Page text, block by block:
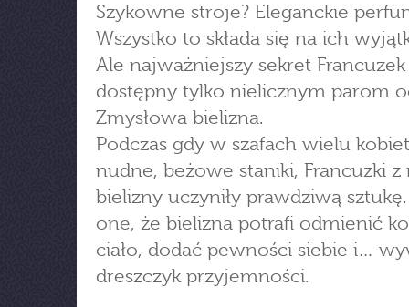
Szykowne stroje? Eleganckie
Wszystko to składa się na ich
Ale najważniejszy sekret
dostępny tylko nielicznym parom
Zmysłowa bielizna.
Podczas gdy w szafach wielu
nudne, beżowe staniki, Francuzki z
bielizny uczyniły prawdziwą
one, że bielizna potrafi odmienić
ciało, dodać pewności siebie i…
dreszczyk przyjemności.